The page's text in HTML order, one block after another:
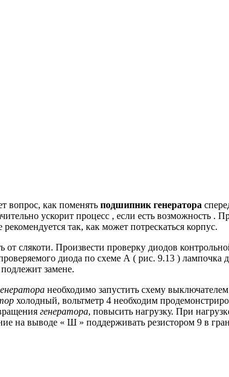
вопрос, как поменять подшипник генератора
ускорит процесс , если есть возможность .
так, как может потрескаться корпус.
от слякоти. Произвести проверку диодов
диода по схеме А ( рис. 9.13 ) лампочка
замене.
необходимо запустить схему
холодный, вольтметр 4 необходим
генератора, повысить нагрузку. При
на выводе « Ш » поддерживать резистором 9 в